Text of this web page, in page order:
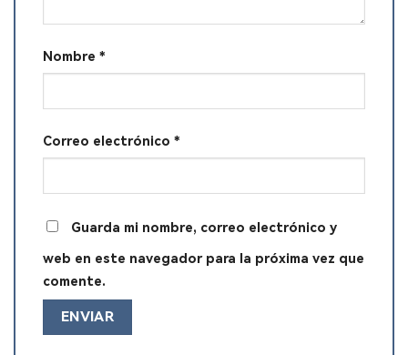
Nombre *
Correo electrónico *
Guarda mi nombre, correo electrónico y
web en este navegador para la próxima vez que
comente.